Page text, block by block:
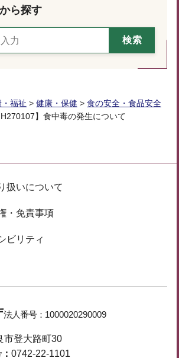
ら探す
福祉 > 健康・保健 > 食の安全・食品安全
】食中毒の発生について
扱いについて
・免責事項
ビリティ
法人番号： 1000020290009
登大路町30
0742-22-1101